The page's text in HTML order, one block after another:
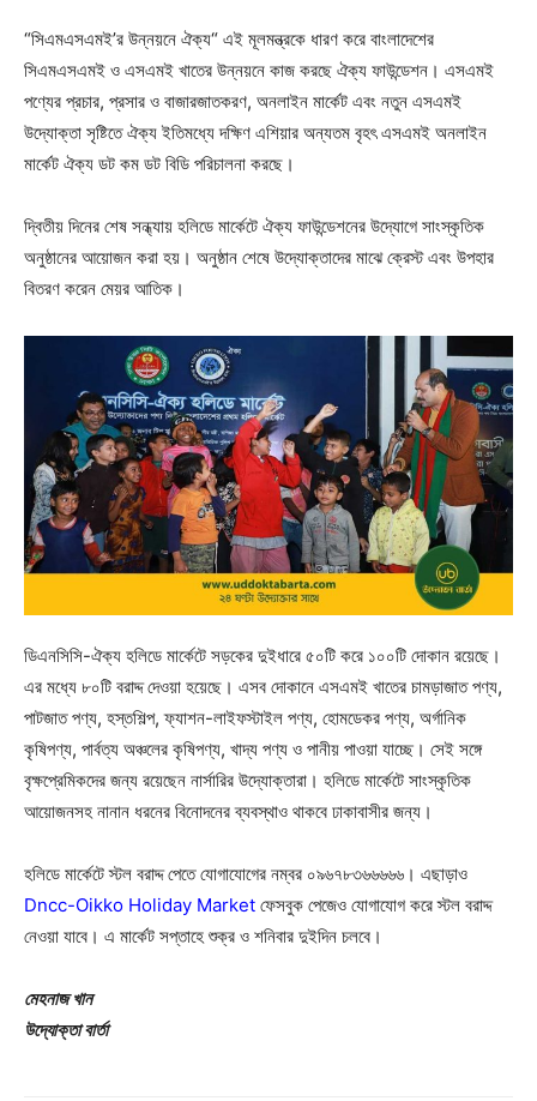
“সিএমএসএমই’র উন্নয়নে ঐক্য“ এই মূলমন্ত্রকে ধারণ করে বাংলাদেশের
সিএমএসএমই ও এসএমই খাতের উন্নয়নে কাজ করছে ঐক্য ফাউন্ডেশন। এসএমই
পণ্যের প্রচার, প্রসার ও বাজারজাতকরণ, অনলাইন মার্কেট এবং নতুন এসএমই
উদ্যোক্তা সৃষ্টিতে ঐক্য ইতিমধ্যে দক্ষিণ এশিয়ার অন্যতম বৃহৎ এসএমই অনলাইন
মার্কেট ঐক্য ডট কম ডট বিডি পরিচালনা করছে।
দ্বিতীয় দিনের শেষ সন্ধ্যায় হলিডে মার্কেটে ঐক্য ফাউন্ডেশনের উদ্যোগে সাংস্কৃতিক
অনুষ্ঠানের আয়োজন করা হয়। অনুষ্ঠান শেষে উদ্যোক্তাদের মাঝে ক্রেস্ট এবং উপহার
বিতরণ করেন মেয়র আতিক।
ডিএনসিসি-ঐক্য হলিডে মার্কেটে সড়কের দুইধারে ৫০টি করে ১০০টি দোকান রয়েছে।
এর মধ্যে ৮০টি বরাদ্দ দেওয়া হয়েছে। এসব দোকানে এসএমই খাতের চামড়াজাত পণ্য,
পাটজাত পণ্য, হস্তশিল্প, ফ্যাশন-লাইফস্টাইল পণ্য, হোমডেকর পণ্য, অর্গানিক
কৃষিপণ্য, পার্বত্য অঞ্চলের কৃষিপণ্য, খাদ্য পণ্য ও পানীয় পাওয়া যাচ্ছে। সেই সঙ্গে
বৃক্ষপ্রেমিকদের জন্য রয়েছেন নার্সারির উদ্যোক্তারা। হলিডে মার্কেটে সাংস্কৃতিক
আয়োজনসহ নানান ধরনের বিনোদনের ব্যবস্থাও থাকবে ঢাকাবাসীর জন্য।
হলিডে মার্কেটে স্টল বরাদ্দ পেতে যোগাযোগের নম্বর ০৯৬৭৮৩৬৬৬৬৬। এছাড়াও
Dncc-Oikko Holiday Market ফেসবুক পেজেও যোগাযোগ করে স্টল বরাদ্দ
নেওয়া যাবে। এ মার্কেট সপ্তাহে শুক্র ও শনিবার দুইদিন চলবে।
মেহনাজ খান
উদ্যোক্তা বার্তা